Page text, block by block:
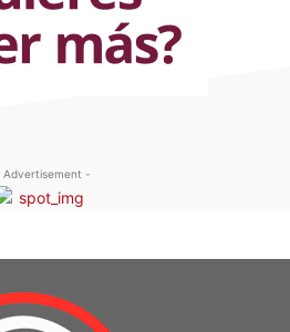
Advertisement -